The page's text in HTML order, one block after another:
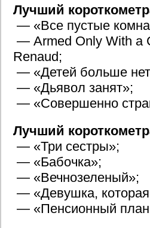
Лучший
— «Все пустые
— Armed Only With a
Renaud;
— «Детей больше
— «Дьявол занят»;
— «Совершенно
Лучший
— «Три сестры»;
— «Бабочка»;
— «Вечнозеленый»;
— «Девушка,
— «Пенсионный